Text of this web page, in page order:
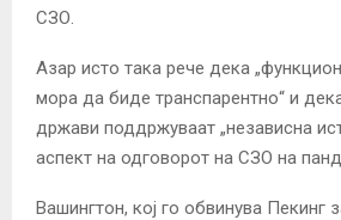
СЗО.
Азар исто така рече дека
мора да биде транспарентно“ и
држави поддржуваат „независна
аспект на одговорот на СЗО на
Вашингтон, кој го обвинува Пекинг